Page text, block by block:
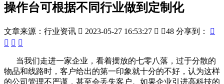
操作台可根据不同行业做到定制化
文章来源：行业资讯  2023-05-27 16:53:27  48 分享到：

  
当我们走进一家企业，看着摆放的七零八落，过于分散的
物品和线路时，客户给出的第一印象就十分的不好，认为这样
的公司管理不严谨，甚至会丢失客户。如果企业引进高科技的